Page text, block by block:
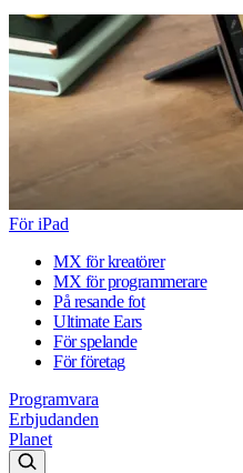
För iPad
MX för kreatörer
MX för programmerare
På resande fot
Ultimate Ears
För spelande
För företag
Programvara
Erbjudanden
Planet